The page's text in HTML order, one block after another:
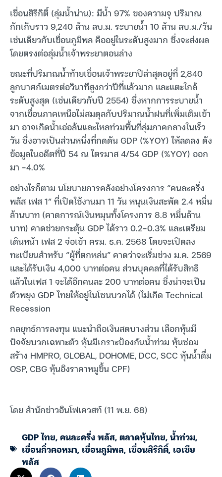
เขื่อนสิริกิติ์ (ลุ่มน้ำน่าน): มีน้ำ 97% ของความจุ ปริมาณ
กักเก็บราว 9,240 ล้าน ลบ.ม. ระบายน้ำ 10 ล้าน ลบ.ม./วัน
เช่นเดียวกับเขื่อนภูมิพล คืออยู่ในระดับสูงมาก ซึ่งจะส่งผล
โดยตรงต่อลุ่มน้ำเจ้าพระยาตอนล่าง
ขณะที่ปริมาณน้ำท้ายเขื่อนเจ้าพระยาปีล่าสุดอยู่ที่ 2,840
ลูกบาศก์เมตรต่อวินาทีสูงกว่าปีที่แล้วมาก และแตะใกล้
ระดับสูงสุด (เช่นเดียวกับปี 2554) ซึ่งหากการระบายน้ำ
จากเขื่อนภาคเหนือไม่สมดุลกับปริมาณน้ำฝนที่เพิ่มเติมเข้า
มา อาจเกิดน้ำเอ่อล้นและไหลท่วมพื้นที่ลุ่มภาคกลางในเร็ว
วัน ซึ่งอาจเป็นส่วนหนึ่งที่กดดัน GDP (%YOY) ให้ลดลง ดัง
ข้อมูลในอดีตที่ปี 54 ณ ไตรมาส 4/54 GDP (%YOY) ออก
มา -4.0%
อย่างไรก็ตาม นโยบายการคลังอย่างโครงการ “คนละครึ่ง
พลัส เฟส 1” ที่เปิดใช้งานมา 11 วัน หนุนเงินสะพัด 2.4 หมื่น
ล้านบาท (คาดการณ์เงินหมุนทั้งโครงการ 8.8 หมื่นล้าน
บาท) คาดช่วยกระตุ้น GDP ได้ราว 0.2-0.3% และเตรียม
เดินหน้า เฟส 2 จ่อเข้า ครม. ธ.ค. 2568 โดยจะเปิดลง
ทะเบียนสำหรับ “ผู้ที่ตกหล่น” คาดว่าจะเริ่มช่วง ม.ค. 2569
และได้รับเงิน 4,000 บาทต่อคน ส่วนบุคคลที่ได้รับสิทธิ
แล้วในเฟส 1 จะได้อีกคนละ 200 บาทต่อคน ซึ่งน่าจะเป็น
ตัวพยุง GDP ไทยให้อยู่ในโซนบวกได้ (ไม่เกิด Technical
Recession
กลยุทธ์การลงทุน แนะนำถือเงินสดบางส่วน เลือกหุ้นมี
ปัจจัยบวกเฉพาะตัว หุ้นมีเกราะป้องกันน้ำท่วม หุ้นซ่อม
สร้าง HMPRO, GLOBAL, DOHOME, DCC, SCC หุ้นน้ำดื่ม
OSP, CBG หุ้นอิงราคาหมูขึ้น CPF)
โดย สำนักข่าวอินโฟเควสท์ (11 พ.ย. 68)
GDP ไทย,คนละครึ่ง พลัส,ตลาดหุ้นไทย,น้ำท่วม,
เขื่อนกิ่วคอหมา, เขื่อนภูมิพล, เขื่อนสิริกิติ์, เอเซีย
พลัส